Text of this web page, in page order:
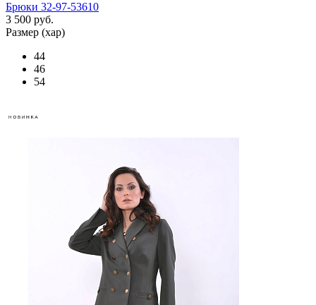
Брюки 32-97-53610
3 500 руб.
Размер (хар)
44
46
54